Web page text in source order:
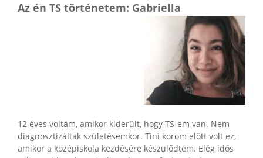
Az én TS történetem: Gabriella
12 éves voltam, amikor kiderült, hogy TS-em van. Nem
diagnosztizáltak születésemkor. Tini korom előtt volt ez,
amikor a középiskola kezdésére készülődtem. Elég idős